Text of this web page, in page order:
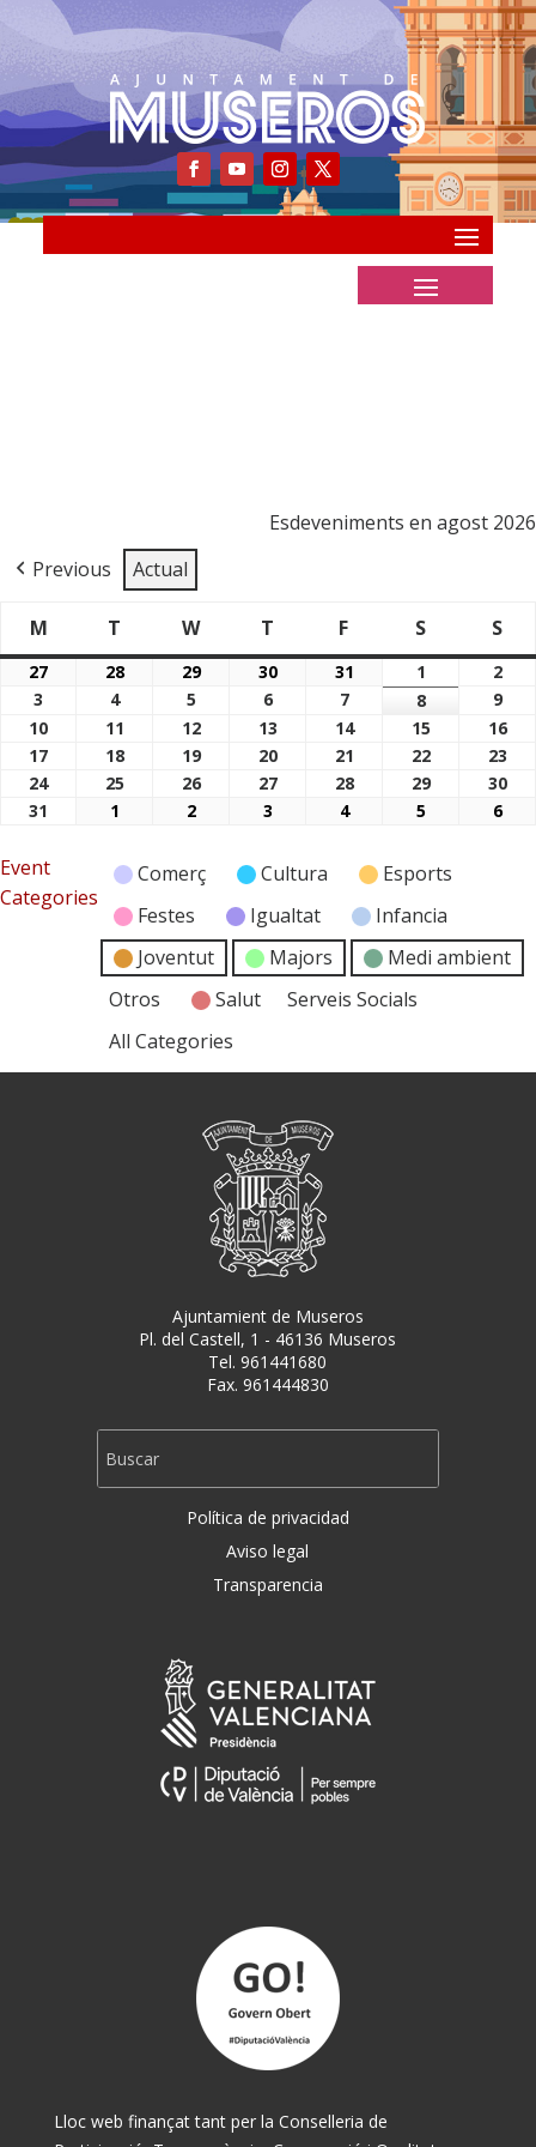
Esdeveniments en agost 2026
Previous
Actual
M
Dilluns
T Dimarts
WDimecres
T F Divendres
S Dissabte
S
27 27/07/2026
28 28/07/2026
2929/07/2026
30 30/07/2026
31 31/07/2026
1 01/08/2026
2
3
03/08/2026
404/08/2026
5 05/08/2026
6 06/08/2026
7 07/08/2026
808/08/2026
9
10 10/08/2026
11 11/08/2026
12 12/08/2026
13 13/08/2026
1414/08/2026
15 15/08/2026
16
17 17/08/2026
18 18/08/2026
19 19/08/2026
20 20/08/2026
21 21/08/2026
22 22/08/2026
23
24 24/08/2026
25 25/08/2026
26 26/08/2026
27 27/08/2026
28 28/08/2026
29 29/08/2026
30
31
31/08/2026
1 01/09/2026
2 02/09/2026
3 03/09/2026
404/09/2026
5 05/09/2026
606/
Event
Categories
Comerç Cultura
Esports
Festes
Igualtat
Infancia
Joventut
Majors
Medi ambient
Otros
Salut
Serveis Socials
All Categories
Ajuntamient de Museros
Pl. del Castell, 1 - 46136 Museros
Tel. 961441680
Fax. 961444830
Política de privacidad
Aviso legal
Transparencia
Lloc web finançat tant per la Conselleria de